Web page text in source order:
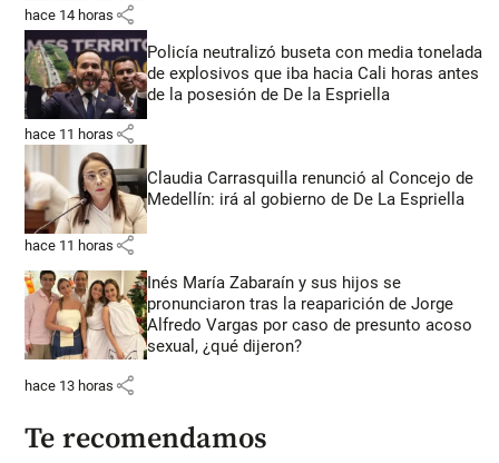
hace 14 horas share
Policía neutralizó buseta con media tonelada
de explosivos que iba hacia Cali horas antes
de la posesión de De la Espriella
hace 11 horas share
Claudia Carrasquilla renunció al Concejo de
Medellín: irá al gobierno de De La Espriella
hace 11 horas share
Inés María Zabaraín y sus hijos se
pronunciaron tras la reaparición de Jorge
Alfredo Vargas por caso de presunto acoso
sexual, ¿qué dijeron?
hace 13 horas share
Te recomendamos